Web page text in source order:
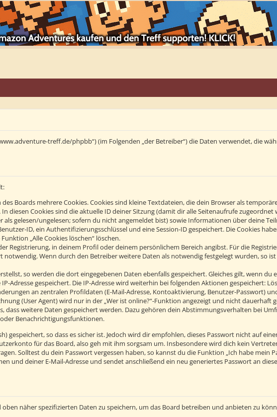
treff.de/phpbb“) (im Folgenden „der Betreiber“) die Daten verwendet, die
Boards mehrere Cookies. Cookies sind kleine Textdateien, die dein Browser als
diesen Cookies sind die aktuelle ID deiner Sitzung (damit dir alle Seitenaufrufe
als gelesen/ungelesen; sofern du nicht angemeldet bist) sowie Informationen über deine
ID, ein Authentifizierungsschlüssel und eine Session-ID gespeichert. Die Cookies
„Alle Cookies löschen“ löschen.
Registrierung, in deinem Profil oder deinem persönlichem Bereich angibst. Für die
notwendig. Wenn durch den Betreiber weitere Daten als notwendig festgelegt wurden, so
so werden die dort eingegebenen Daten ebenfalls gespeichert. Gleiches gilt, wenn du
Adresse gespeichert. Die IP-Adresse wird weiterhin bei folgenden Aktionen gespeichert:
an zentralen Profildaten (E-Mail-Adresse, Kontoaktivierung, Benutzer-Passwort)
(User Agent) wird nur in der „Wer ist online?“-Funktion angezeigt und nicht dauerhaft
dass weitere Daten gespeichert werden. Dazu gehören dein Abstimmungsverhalten bei
Benachrichtigungsfunktionen.
gespeichert, so dass es sicher ist. Jedoch wird dir empfohlen, dieses Passwort nicht auf
für das Board, also geh mit ihm sorgsam um. Insbesondere wird dich kein
Solltest du dein Passwort vergessen haben, so kannst du die Funktion „Ich habe mein
und deiner E-Mail-Adresse und sendet anschließend ein neu generiertes Passwort an
näher spezifizierten Daten zu speichern, um das Board betreiben und anbieten zu